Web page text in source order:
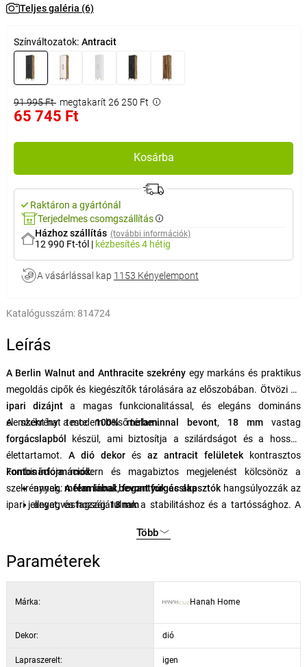
Teljes galéria (6)
Színváltozatok: Antracit
91 995 Ft megtakarít 26 250 Ft
65 745 Ft
Kosárba
Raktáron a gyártónál
Terjedelmes csomgszállítás
Házhoz szállítás (további információk)
12 990 Ft-tól | kézbesítés4 hétig
A vásárlással kap 1153 Kényelempont
Katalógusszám: 814724
Leírás
A Berlin Walnut and Anthracite szekrényegy markáns és praktikus
megoldás cipők és kiegészítők tárolására az előszobában. Ötvözi az
ipari dizájnta magas funkcionalitással, és elegáns domináns
elemként hat a modern belső térben.
A szekrény teste100% melaminnal bevont, 18 mmvastag
forgácslapból készül, ami biztosítja a szilárdságot és a hosszú
élettartamot. A dió dekorés az antracit felületekkontrasztos
kombinációja modern és magabiztos megjelenést kölcsönöz a
szekrénynek.A fém lábak, fogantyúk és akasztókhangsúlyozzák az
ipari jelleget, és hozzájárulnak a stabilitáshoz és a tartóssághoz. A
kiegészítők áttekinthető tárolásához. A nagyobb biztonság
érdekében a szekrény
Fontos információk:
anyag:melaminnal bevont forgácslap
anyagvastagság:18 mm
fém lábak, fogantyúk és akasztók
tárolóhely:
számos polc
szerelés:falra rögzíthető
Több
Paraméterek
Márka: Hanah Home
Dekor: dió
Lapraszerelt: igen